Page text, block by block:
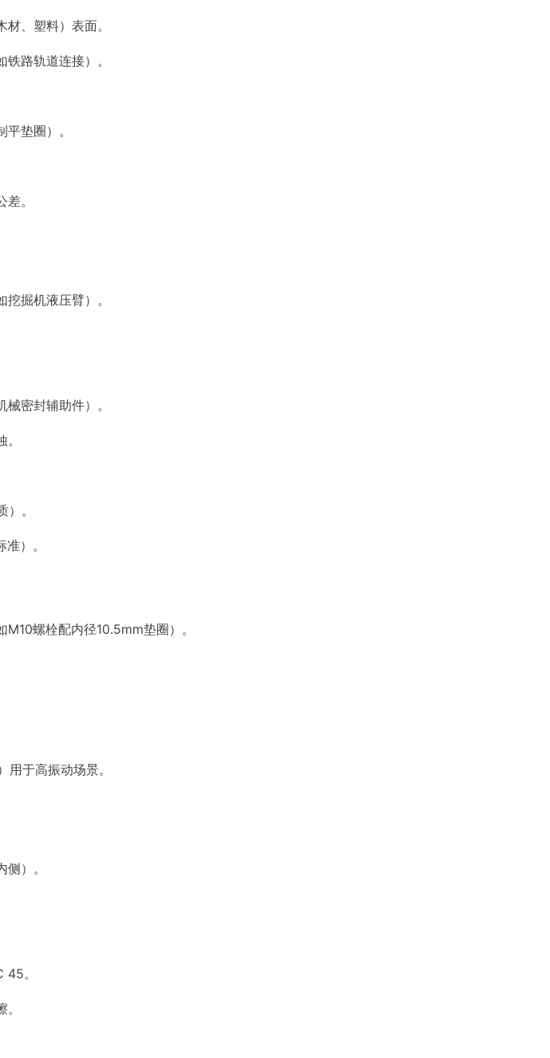
、塑料）表面。
路轨道连接）。
垫圈）。
。
掘机液压臂）。
密封辅助件）。
。
）。
螺栓配内径10.5mm垫圈）。
于高振动场景。
）。
。